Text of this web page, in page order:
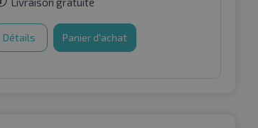
Détails Panier d'achat